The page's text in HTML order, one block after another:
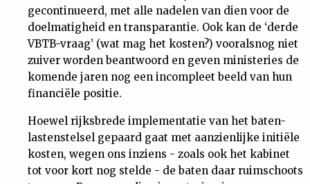
gecontinueerd, met alle nadelen van dien voor de
doelmatigheid en transparantie. Ook kan de ‘derde
VBTB-vraag’ (wat mag het kosten?) vooralsnog niet
zuiver worden beantwoord en geven ministeries de
komende jaren nog een incompleet beeld van hun
financiële positie.
Hoewel rijksbrede implementatie van het baten-
lastenstelsel gepaard gaat met aanzienlijke initiële
kosten, wegen ons inziens - zoals ook het kabinet
tot voor kort nog stelde - de baten daar ruimschoots